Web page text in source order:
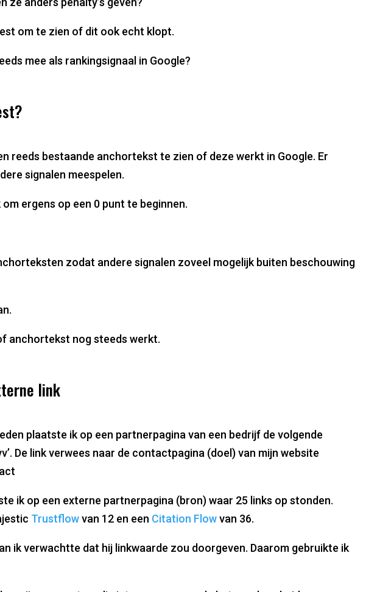
om te zien of dit ook echt klopt.
mee als rankingsignaal in Google?
reeds bestaande anchortekst te zien of deze werkt in Google. Er
signalen meespelen.
ergens op een 0 punt te beginnen.
zodat andere signalen zoveel mogelijk buiten beschouwing
anchortekst nog steeds werkt.
link
plaatste ik op een partnerpagina van een bedrijf de volgende
De link verwees naar de contactpagina (doel) van mijn website
ik op een externe partnerpagina (bron) waar 25 links op stonden.
Trustflowvan 12 en een Citation Flowvan 36.
ik verwachtte dat hij linkwaarde zou doorgeven. Daarom gebruikte ik